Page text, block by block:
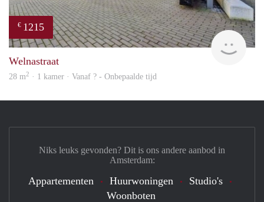
€ 1215
rent
Welnastraat
28 m2 · 1 kamer · Vanaf ? - Onbepaalde tijd
Niks leuks gevonden? Dit is ons andere aanbod in
Amsterdam:
Appartementen Huurwoningen
Studio's
Woonboten